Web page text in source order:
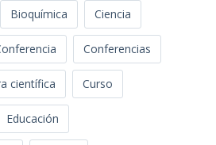
Bioquímica Ciencia
Conferencias
científica Curso
Educación